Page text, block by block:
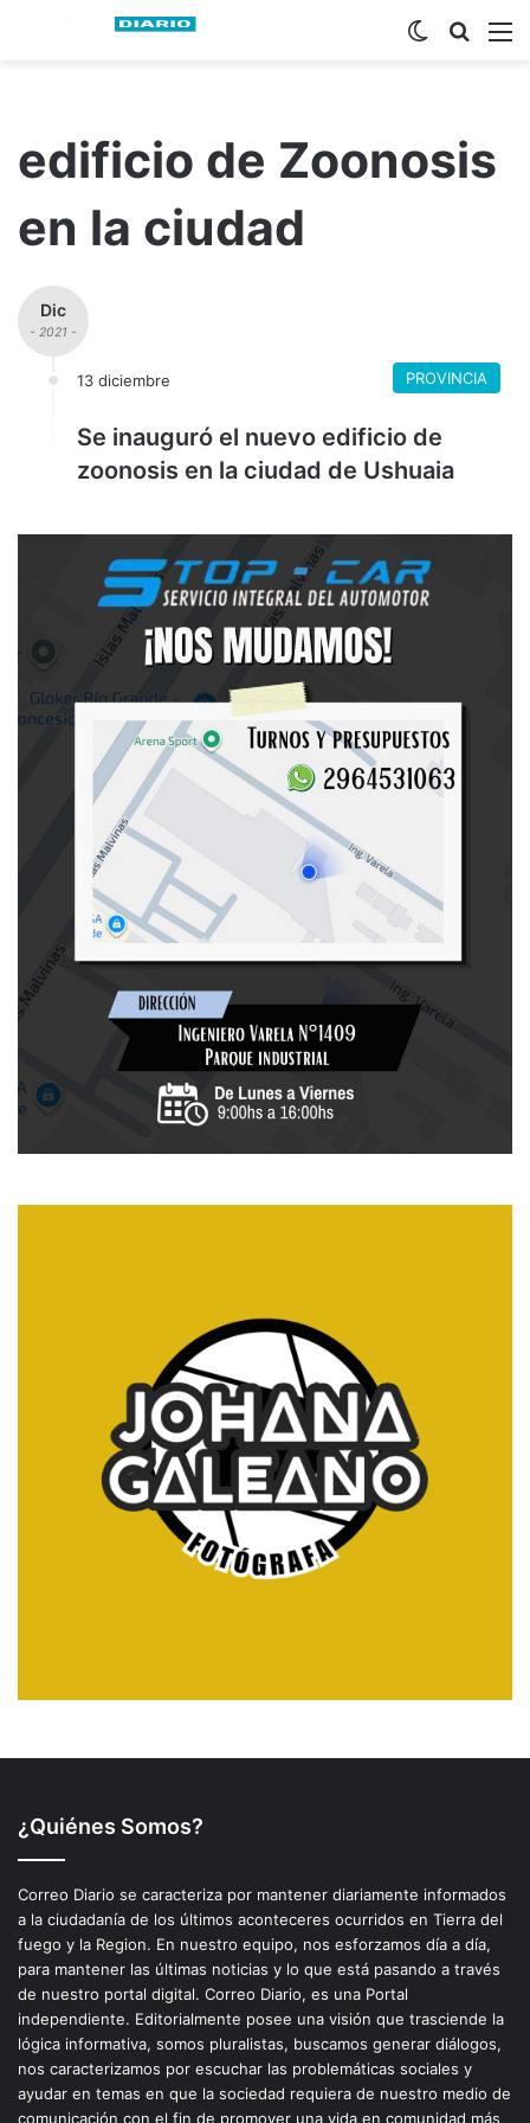
Buscar
Switch skin
edificio de Zoonosis
en la ciudad
Dic
- 2021 -
13 diciembre PROVINCIA
Se inauguró el nuevo edificio de
zoonosis en la ciudad de Ushuaia
¿Quiénes Somos?
Correo Diario se caracteriza por mantener diariamente informados
a la ciudadanía de los últimos aconteceres ocurridos en Tierra del
fuego y la Region. En nuestro equipo, nos esforzamos día a día,
para mantener las últimas noticias y lo que está pasando a través
de nuestro portal digital. Correo Diario, es una Portal
independiente. Editorialmente posee una visión que trasciende la
lógica informativa, somos pluralistas, buscamos generar diálogos,
nos caracterizamos por escuchar las problemáticas sociales y
ayudar en temas en que la sociedad requiera de nuestro medio de
comunicación con el fin de promover una vida en comunidad más